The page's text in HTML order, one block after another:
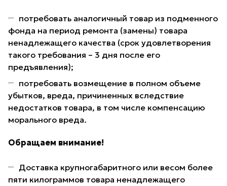
потребовать аналогичный товар из подменного
фонда на период ремонта (замены) товара
ненадлежащего качества (срок удовлетворения
такого требования – 3 дня после его
предъявления);
потребовать возмещение в полном объеме
убытков, вреда, причиненных вследствие
недостатков товара, в том числе компенсацию
морального вреда.
Обращаем внимание!
Доставка крупногабаритного или весом более
пяти килограммов товара ненадлежащего